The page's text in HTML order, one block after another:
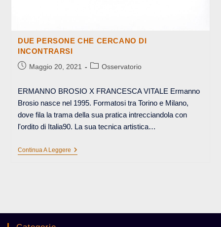
DUE PERSONE CHE CERCANO DI
INCONTRARSI
ArticoloMaggio 20, 2021
Categoria
Osservatorio
ERMANNO BROSIO X FRANCESCA VITALE Ermanno
Brosio nasce nel 1995. Formatosi tra Torino e Milano,
dove fila la trama della sua pratica intrecciandola con
l'ordito di Italia90. La sua tecnica artistica…
Continua A LeggereDUE